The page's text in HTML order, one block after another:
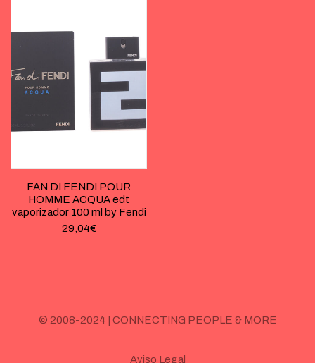
FAN DI FENDI POUR
HOMME ACQUA edt
vaporizador 100 ml by Fendi
29,04€
© 2008-2024 | CONNECTING PEOPLE & MORE
Aviso Legal